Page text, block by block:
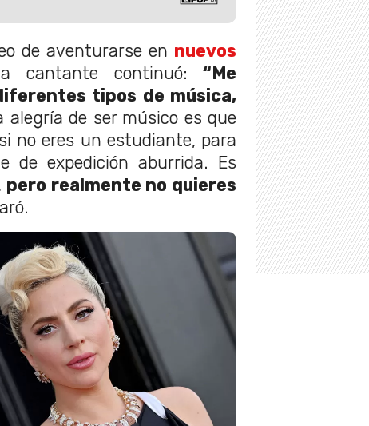
de aventurarse en nuevos
cantante continuó: “Me
tipos de música,
de ser músico es que
no eres un estudiante, para
de expedición aburrida. Es
pero realmente no quieres